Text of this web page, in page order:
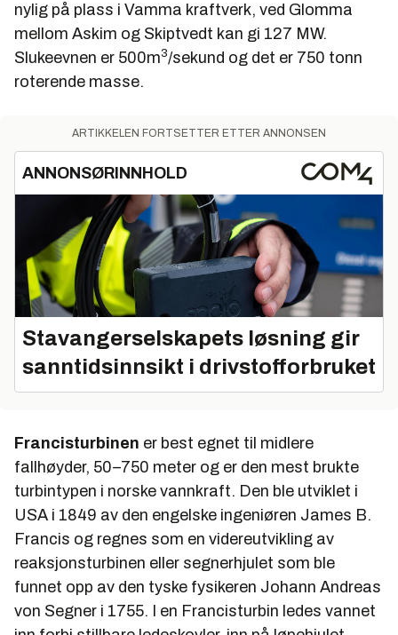
nylig på plass i Vamma kraftverk, ved Glomma
mellom Askim og Skiptvedt kan gi 127 MW.
Slukeevnen er 500m3/sekund og det er 750 tonn
roterende masse.
ARTIKKELEN FORTSETTER ETTER ANNONSEN
ANNONSØRINNHOLD
Stavangerselskapets løsning gir
sanntidsinnsikt i drivstofforbruket
Francisturbinen er best egnet til midlere
fallhøyder, 50–750 meter og er den mest brukte
turbintypen i norske vannkraft. Den ble utviklet i
USA i 1849 av den engelske ingeniøren James B.
Francis og regnes som en videreutvikling av
reaksjonsturbinen eller segnerhjulet som ble
funnet opp av den tyske fysikeren Johann Andreas
von Segner i 1755. I en Francisturbin ledes vannet